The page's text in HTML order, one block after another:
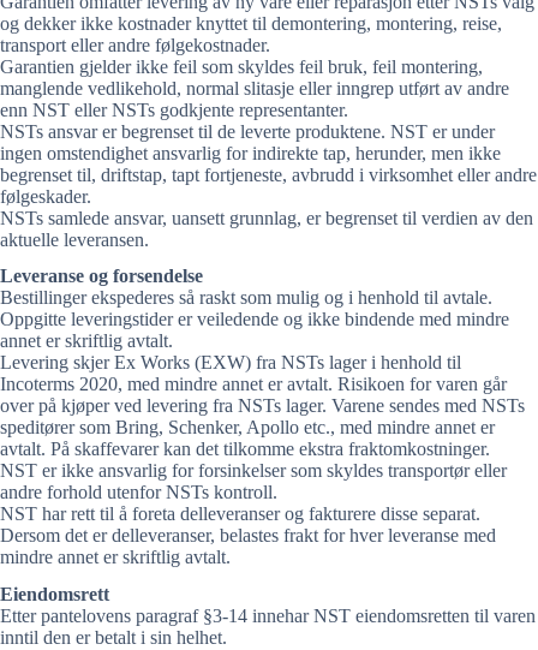
og dekker ikke kostnader knyttet til demontering, montering, reise,
transport eller andre følgekostnader.
Garantien gjelder ikke feil som skyldes feil bruk, feil montering,
manglende vedlikehold, normal slitasje eller inngrep utført av andre
enn NST eller NSTs godkjente representanter.
NSTs ansvar er begrenset til de leverte produktene. NST er under
ingen omstendighet ansvarlig for indirekte tap, herunder, men ikke
begrenset til, driftstap, tapt fortjeneste, avbrudd i virksomhet eller andre
følgeskader.
NSTs samlede ansvar, uansett grunnlag, er begrenset til verdien av den
aktuelle leveransen.
Leveranse og forsendelse
Bestillinger ekspederes så raskt som mulig og i henhold til avtale.
Oppgitte leveringstider er veiledende og ikke bindende med mindre
annet er skriftlig avtalt.
Levering skjer Ex Works (EXW) fra NSTs lager i henhold til
Incoterms 2020, med mindre annet er avtalt. Risikoen for varen går
over på kjøper ved levering fra NSTs lager. Varene sendes med NSTs
speditører som Bring, Schenker, Apollo etc., med mindre annet er
avtalt. På skaffevarer kan det tilkomme ekstra fraktomkostninger.
NST er ikke ansvarlig for forsinkelser som skyldes transportør eller
andre forhold utenfor NSTs kontroll.
NST har rett til å foreta delleveranser og fakturere disse separat.
Dersom det er delleveranser, belastes frakt for hver leveranse med
mindre annet er skriftlig avtalt.
Eiendomsrett
Etter pantelovens paragraf §3-14 innehar NST eiendomsretten til varen
inntil den er betalt i sin helhet.